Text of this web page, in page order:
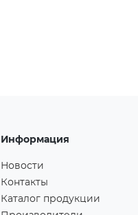
Информация
Новости
Контакты
Каталог продукции